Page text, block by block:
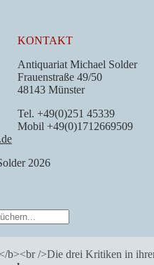
KONTAKT
Antiquariat Michael Solder
Frauenstraße 49/50
48143 Münster
Tel. +49(0)251 45339
Mobil +49(0)1712669509
2026